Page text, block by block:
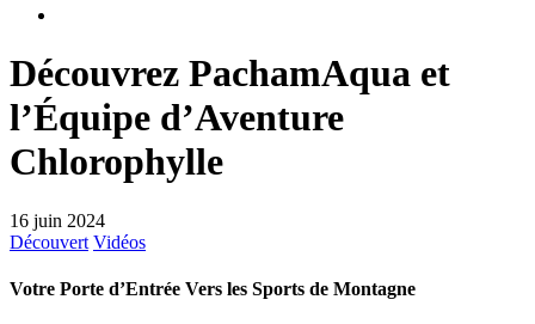
Découvrez PachamAqua et
l’Équipe d’Aventure
Chlorophylle
16 juin 2024
Découvert Vidéos
Votre Porte d’Entrée Vers les Sports de Montagne